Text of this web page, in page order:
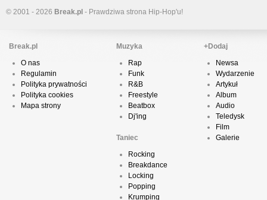
© 2001 - 2026 Break.pl - Prawdziwa strona Hip-Hop'u!
Break.pl
O nas
Regulamin
Polityka prywatności
Polityka cookies
Mapa strony
Muzyka
Rap
Funk
R&B
Freestyle
Beatbox
Dj'ing
Taniec
Rocking
Breakdance
Locking
Popping
Krumping
+Dodaj
Newsa
Wydarzenie
Artykuł
Album
Audio
Teledysk
Film
Galerie